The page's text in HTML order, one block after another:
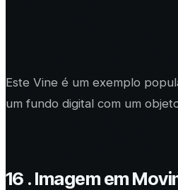
Este Vine é um exemplo
um fundo digital com um
16 . Imagem em